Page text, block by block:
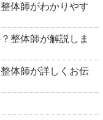
体師がわかりやす
整体師が解説しま
体師が詳しくお伝